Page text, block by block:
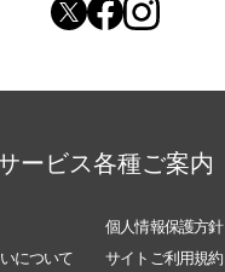
ービス各種ご案内
個人情報保護方針
について
サイトご利用規約